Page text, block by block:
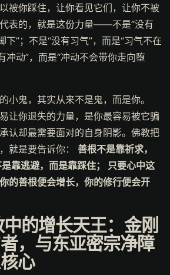
被你踩住，让你看见它们，让你不被
表的，就是这份力量——不是“没有
下”；不是“没有习气”，而是“习气不在
冲动”，而是“冲动不会带你走向堕
小鬼，其实从来不是鬼，而是你。
让你退失的力量，是你最容易被它骗
认却最需要面对的自身阴影。佛教把
就是要告诉你： 善根不是靠祈求，
靠逃避，而是靠踩住； 只要心中这
的善根便会增长，你的修行便会开
中的增长天王：金刚
，与东亚密宗净障
心